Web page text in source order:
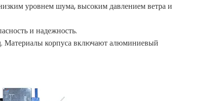
уровнем шума, высоким давлением ветра и
и надежность.
Материалы корпуса включают алюминиевый